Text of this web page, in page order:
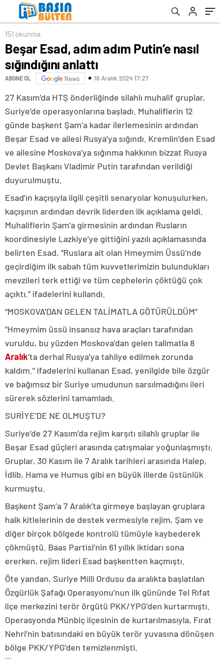
151 okunma
Beşar Esad, adım adım Putin’e nasıl
sığındığını anlattı
ABONE OL News 16 Aralık 2024 17:27
27 Kasım’da HTŞ önderliğinde silahlı muhalif gruplar,
Suriye’de operasyonlarına başladı. Muhaliflerin 12
günde başkent Şam’a kadar ilerlemesinin ardından
Beşar Esad ve ailesi Rusya’ya sığındı. Kremlin’den Esad
ve ailesine Moskova’ya sığınma hakkının bizzat Rusya
Devlet Başkanı Vladimir Putin tarafından verildiği
duyurulmuştu.
Esad’ın kaçışıyla ilgili çeşitli senaryolar konuşulurken,
kaçışının ardından devrik liderden ilk açıklama geldi.
Muhaliflerin Şam’a girmesinin ardından Rusların
koordinesiyle Lazkiye’ye gittiğini yazılı açıklamasında
belirten Esad, “Ruslara ait olan Hmeymim Üssü’nde
geçirdiğim ilk sabah tüm kuvvetlerimizin bulundukları
mevzileri terk ettiği ve tüm cephelerin çöktüğü çok
açıktı.” ifadelerini kullandı.
“MOSKOVA’DAN GELEN TALİMATLA GÖTÜRÜLDÜM”
“Hmeymim üssü insansız hava araçları tarafından
vuruldu, bu yüzden Moskova’dan gelen talimatla 8
Aralık‘ta derhal Rusya’ya tahliye edilmek zorunda
kaldım.” ifadelerini kullanan Esad, yenilgide bile özgür
ve bağımsız bir Suriye umudunun sarsılmadığını ileri
sürerek sözlerini tamamladı.
SURİYE’DE NE OLMUŞTU?
Suriye’de 27 Kasım’da rejim karşıtı silahlı gruplar ile
Beşar Esad güçleri arasında çatışmalar yoğunlaşmıştı.
Gruplar, 30 Kasım ile 7 Aralık tarihleri arasında Halep,
İdlib, Hama ve Humus gibi en büyük illerde üstünlük
kurmuştu.
Başkent Şam’a 7 Aralık’ta girmeye başlayan gruplara
halk kitlelerinin de destek vermesiyle rejim, Şam ve
diğer birçok bölgede kontrolü tümüyle kaybederek
çökmüştü. Baas Partisi’nin 61 yıllık iktidarı sona
ererken, rejim lideri Esad başkentten kaçmıştı.
Öte yandan, Suriye Milli Ordusu da aralıkta başlatılan
Özgürlük Şafağı Operasyonu’nun ilk gününde Tel Rıfat
ilçe merkezini terör örgütü PKK/YPG’den kurtarmıştı.
Operasyonda Münbiç ilçesinin de kurtarılmasıyla, Fırat
Nehri’nin batısındaki en büyük terör yuvasına dönüşen
bölge PKK/YPG’den temizlenmişti.